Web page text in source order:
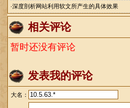
·深度剖析网站利用软文所产生的具体效果
相关评论
暂时还没有评论
发表我的评论
大名：